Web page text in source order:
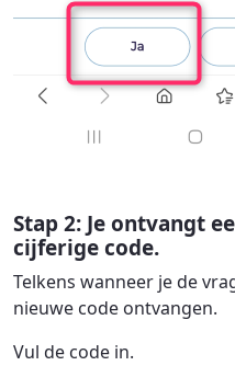
Stap 2: Je ontvangt
cijferige code.
Telkens wanneer je de
nieuwe code ontvangen.
Vul de code in.